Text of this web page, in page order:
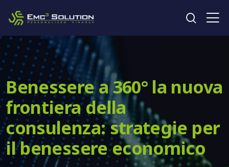
Benessere a 360° la nuova
frontiera della
consulenza: strategie per
il benessere economico